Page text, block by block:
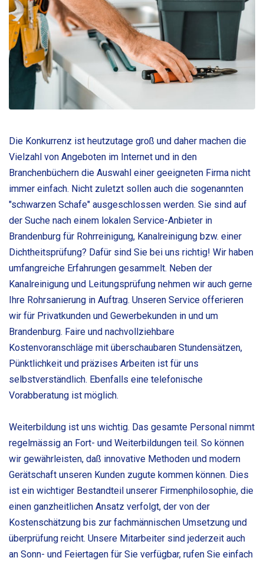
Die Konkurrenz ist heutzutage groß und daher machen die
Vielzahl von Angeboten im Internet und in den
Branchenbüchern die Auswahl einer geeigneten Firma nicht
immer einfach. Nicht zuletzt sollen auch die sogenannten
"schwarzen Schafe" ausgeschlossen werden. Sie sind auf
der Suche nach einem lokalen Service-Anbieter in
Brandenburg für Rohrreinigung, Kanalreinigung bzw. einer
Dichtheitsprüfung? Dafür sind Sie bei uns richtig! Wir haben
umfangreiche Erfahrungen gesammelt. Neben der
Kanalreinigung und Leitungsprüfung nehmen wir auch gerne
Ihre Rohrsanierung in Auftrag. Unseren Service offerieren
wir für Privatkunden und Gewerbekunden in und um
Brandenburg. Faire und nachvollziehbare
Kostenvoranschläge mit überschaubaren Stundensätzen,
Pünktlichkeit und präzises Arbeiten ist für uns
selbstverständlich. Ebenfalls eine telefonische
Vorabberatung ist möglich.
Weiterbildung ist uns wichtig. Das gesamte Personal nimmt
regelmässig an Fort- und Weiterbildungen teil. So können
wir gewährleisten, daß innovative Methoden und modern
Gerätschaft unseren Kunden zugute kommen können. Dies
ist ein wichtiger Bestandteil unserer Firmenphilosophie, die
einen ganzheitlichen Ansatz verfolgt, der von der
Kostenschätzung bis zur fachmännischen Umsetzung und
überprüfung reicht. Unsere Mitarbeiter sind jederzeit auch
an Sonn- und Feiertagen für Sie verfügbar, rufen Sie einfach